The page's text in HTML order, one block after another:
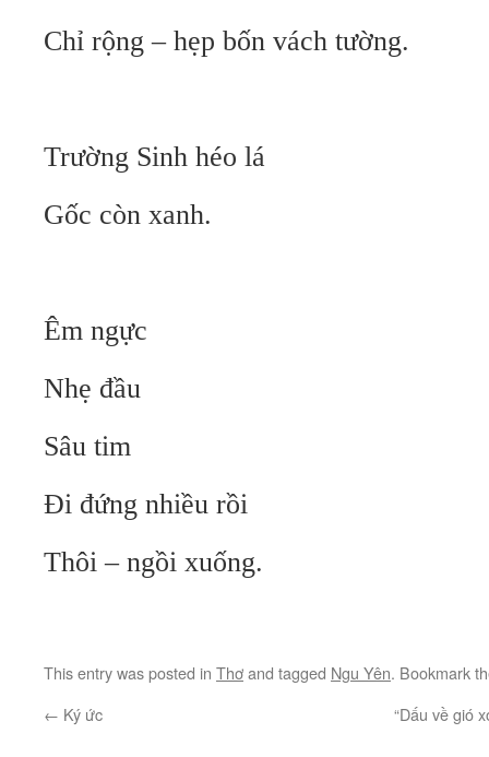
Chỉ rộng – hẹp bốn vách tường.
Trường Sinh héo lá
Gốc còn xanh.
Êm ngực
Nhẹ đầu
Sâu tim
Đi đứng nhiều rồi
Thôi – ngồi xuống.
This entry was posted in Thơand tagged Ngu Yên. Bookmark
← Ký ức “Dấu về gió